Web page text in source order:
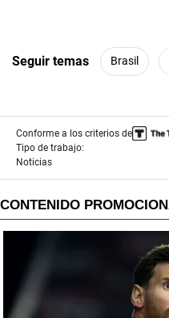
Seguir temas Brasil
Conforme a los criterios de
Tipo de trabajo:
Noticias